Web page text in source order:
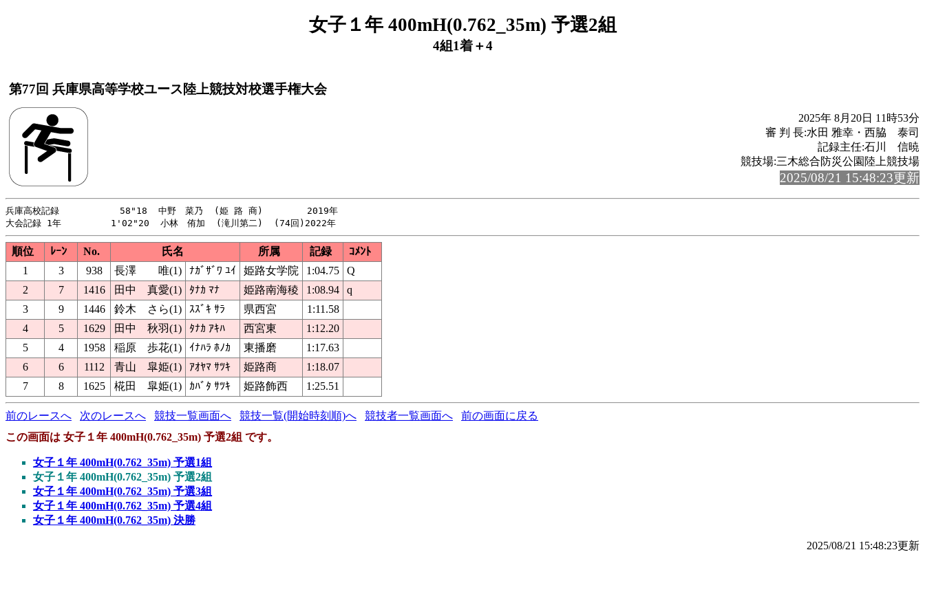
女子１年 400mH(0.762_35m) 予選2組
4組1着＋4
第77回 兵庫県高等学校ユース陸上競技対校選手権大会
2025年 8月20日 11時53分
審 判 長:水田 雅幸・西脇 泰司
記録主任:石川 信暁
競技場:三木総合防災公園陸上競技場
2025/08/21 15:48:23更新
兵庫高校記録           58"18  中野　菜乃  (姫 路 商)        2019年
順位 ﾚｰﾝ No. 氏名 所属 記録
ｺﾒﾝﾄ
1
3 938 長澤 唯(1) ﾅｶﾞｻﾞﾜ ﾕｲ 姫路女学院 1:04.75
Q
2
7 1416 田中 真愛(1) ﾀﾅｶ ﾏﾅ 姫路南海稜 1:08.94
q
3
9 1446 鈴木 さら(1) ｽｽﾞｷ ｻﾗ 県西宮
1:11.58
4
5 1629 田中 秋羽(1) ﾀﾅｶ ｱｷﾊ 西宮東
1:12.20
5
4 1958 稲原 歩花(1) ｲﾅﾊﾗ ﾎﾉｶ 東播磨
1:17.63
6
6 1112 青山 皐姫(1) ｱｵﾔﾏ ｻﾂｷ 姫路商
1:18.07
7
8 1625 椛田 皐姫(1) ｶﾊﾞﾀ ｻﾂｷ 姫路飾西 1:25.51
前のレースへ 次のレースへ 競技一覧画面へ 競技一覧(開始時刻順)へ 競技者一覧画面へ
前の画面に戻る
この画面は 女子１年 400mH(0.762_35m) 予選2組 です。
女子１年 400mH(0.762_35m) 予選1組
女子１年 400mH(0.762_35m) 予選2組
女子１年 400mH(0.762_35m) 予選3組
女子１年 400mH(0.762_35m) 予選4組
女子１年 400mH(0.762_35m) 決勝
2025/08/21 15:48:23更新